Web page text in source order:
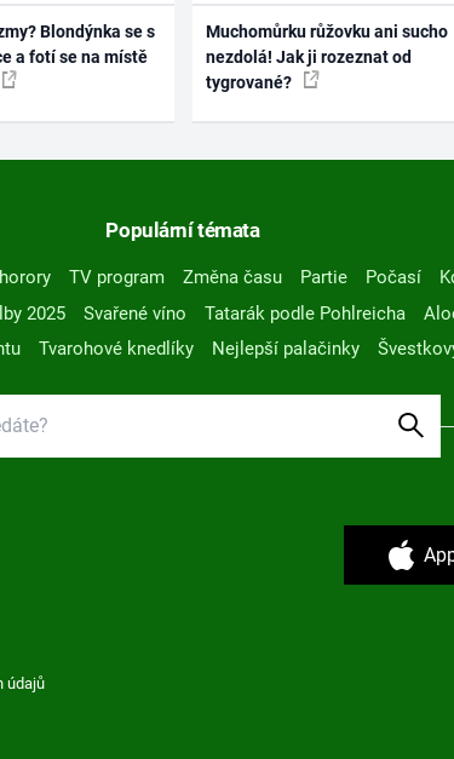
Blondýnka se s
a fotí se na místě
Muchomůrku růžovku ani sucho
nezdolá! Jak ji rozeznat od
tygrované?
Populární témata
TV program Změna času Partie Počasí
2025 Svařené víno Tatarák podle Pohlreicha
Tvarohové knedlíky Nejlepší palačinky
údajů